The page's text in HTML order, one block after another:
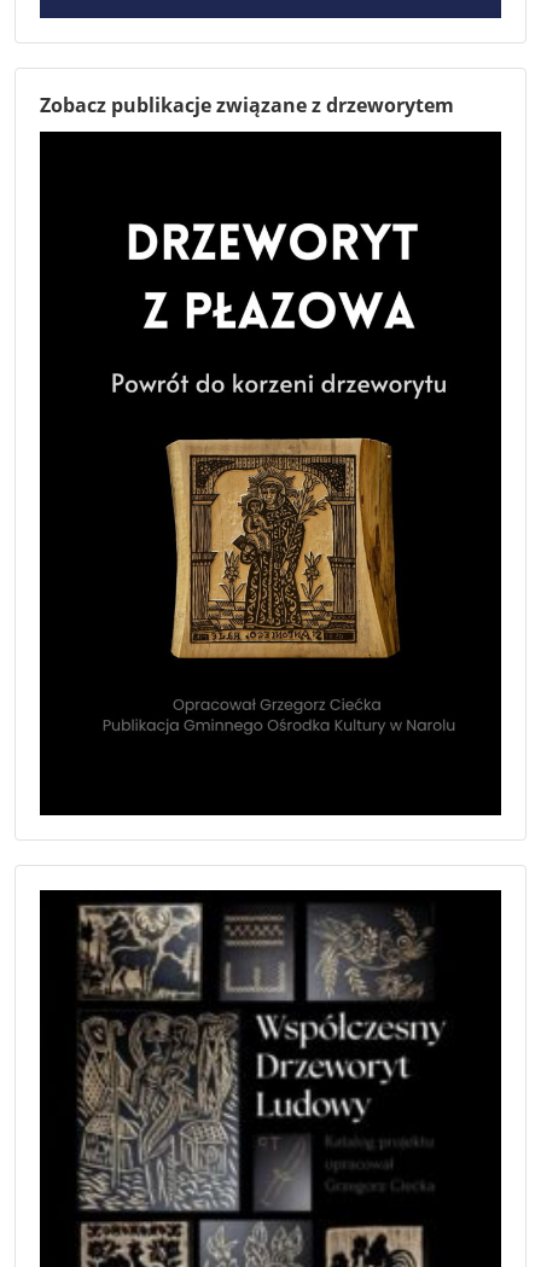
Zobacz publikacje związane z drzeworytem